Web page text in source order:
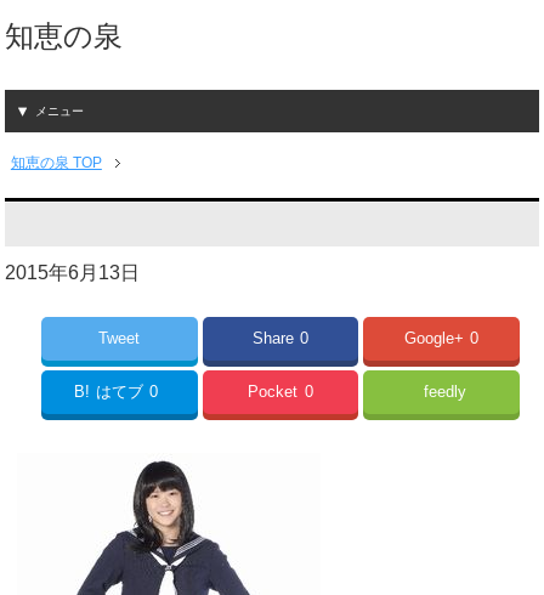
知恵の泉
メニュー
知恵の泉 TOP
2015年6月13日
Tweet Share 0 Google+ 0
B! はてブ 0 Pocket 0 feedly